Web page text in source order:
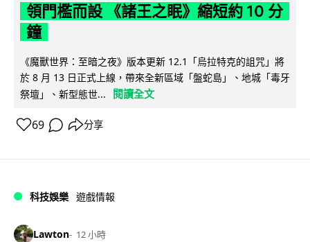
領門檻而設 《諸王之眠》縮短約 10 分
鐘
《魔獸世界：至暗之夜》版本更新 12.1「烏拉特克的詛咒」將
於 8 月 13 日正式上線，帶來全新區域「盤蛇島」、地城「毒牙
祭壇」、新型態世...
閱讀全文
69 分享
科技娛樂 遊戲情報
Lawton 12 小時